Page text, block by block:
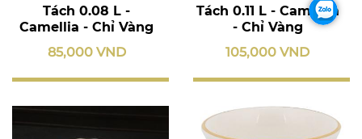
Tách 0.08 L -
Camellia - Chỉ Vàng
85,000 VND
Tách 0.11 L - Camellia
- Chỉ Vàng
105,000 VND